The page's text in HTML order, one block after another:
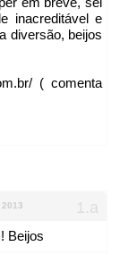
inacreditável e
diversão, beijos
( comenta
Beijos